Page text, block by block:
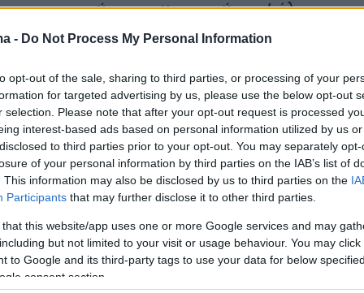
- Do Not Process My Personal Information
opt-out of the sale, sharing to third parties, or processing of your
for targeted advertising by us, please use the below opt-out
selection. Please note that after your opt-out request is processed
interest-based ads based on personal information utilized by us
to third parties prior to your opt-out. You may separately
of your personal information by third parties on the IAB’s list of
This information may also be disclosed by us to third parties on the
Participants that may further disclose it to other third parties.
that this website/app uses one or more Google services and may
but not limited to your visit or usage behaviour. You may
to Google and its third-party tags to use your data for below
consent section.
σε εκπροσώπους των τεχνών απ’ όλο τον
ιδες και το ευρύ κοινό, να
κλίμακας, σε ιστορικούς χώρους στην
Τσίλλερ, βιομηχανικό σύμπλεγμα Πειραιώς
(Αρχαίο Θέατρο Επιδαύρου &amp;
Επιδαύρου) και την Καλαμάτα (Μέγαρο
καθώς και σε ζωντανούς χώρους
Παράλληλα, το πρόγραμμα θα
και επιμελημένες συναντήσεις,
εύφορο έδαφος για διάλογο και ανταλλαγή
ιδων και επαγγελματιών του χώρου.